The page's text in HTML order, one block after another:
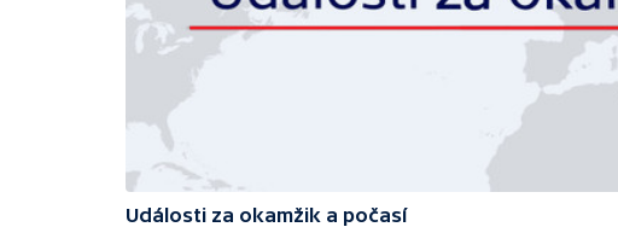
Události za okamžik a počasí